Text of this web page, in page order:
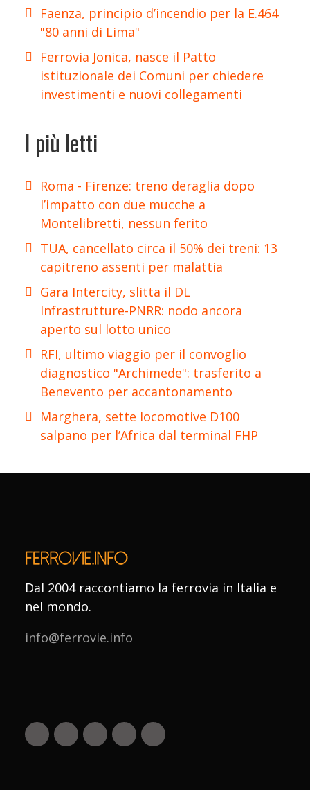
Faenza, principio d’incendio per la E.464
"80 anni di Lima"
Ferrovia Jonica, nasce il Patto
istituzionale dei Comuni per chiedere
investimenti e nuovi collegamenti
I più letti
Roma - Firenze: treno deraglia dopo
l’impatto con due mucche a
Montelibretti, nessun ferito
TUA, cancellato circa il 50% dei treni: 13
capitreno assenti per malattia
Gara Intercity, slitta il DL
Infrastrutture-PNRR: nodo ancora
aperto sul lotto unico
RFI, ultimo viaggio per il convoglio
diagnostico "Archimede": trasferito a
Benevento per accantonamento
Marghera, sette locomotive D100
salpano per l’Africa dal terminal FHP
Dal 2004 raccontiamo la ferrovia in Italia e
nel mondo.
info@ferrovie.info